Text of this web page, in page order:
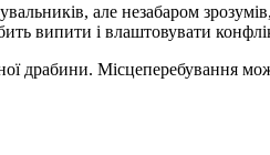
але незабаром
випити і влаштовувати
драбини. Місцеперебування